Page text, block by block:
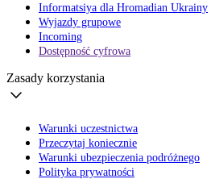
Informatsiya dla Hromadian Ukrainy
Wyjazdy grupowe
Incoming
Dostępność cyfrowa
Zasady korzystania
Warunki uczestnictwa
Przeczytaj koniecznie
Warunki ubezpieczenia podróżnego
Polityka prywatności